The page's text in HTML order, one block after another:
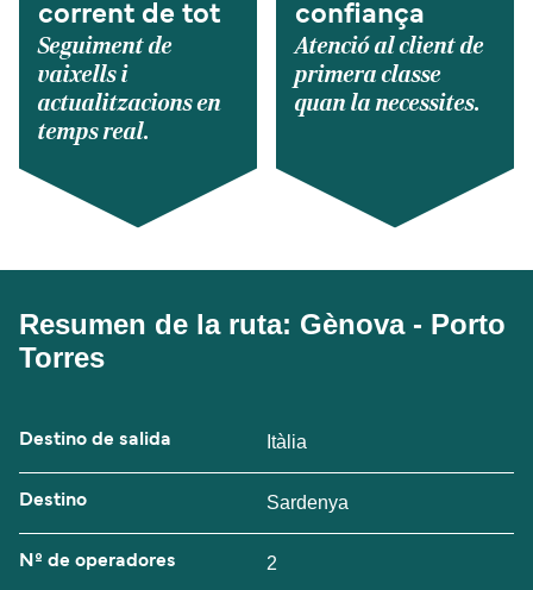
corrent de tot
Seguiment de
vaixells i
actualitzacions en
temps real.
confiança
Atenció al client de
primera classe
quan la necessites.
Resumen de la ruta: Gènova - Porto
Torres
Destino de salida Itàlia
Destino Sardenya
Nº de operadores 2